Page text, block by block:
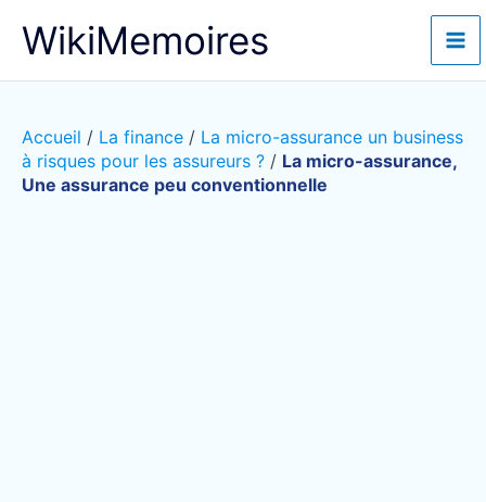
WikiMemoires
Accueil / La finance / La micro-assurance un business
à risques pour les assureurs ? / La micro-assurance,
Une assurance peu conventionnelle